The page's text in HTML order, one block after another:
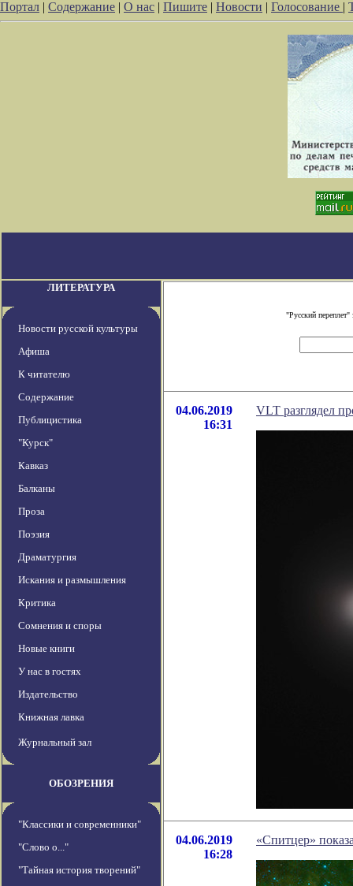
Портал | Содержание | О нас | Пишите | Новости | Голосование |
ЛИТЕРАТУРА
Новости русской культуры
Афиша
К читателю
Содержание
Публицистика
"Курск"
Кавказ
Балканы
Проза
Поэзия
Драматургия
Искания и размышления
Критика
Сомнения и споры
Новые книги
У нас в гостях
Издательство
Книжная лавка
Журнальный зал
ОБОЗРЕНИЯ
"Классики и современники"
"Слово о..."
"Тайная история творений"
"Русский
04.06.2019
16:31
VLT разглядел
04.06.2019
16:28
«Спитцер»